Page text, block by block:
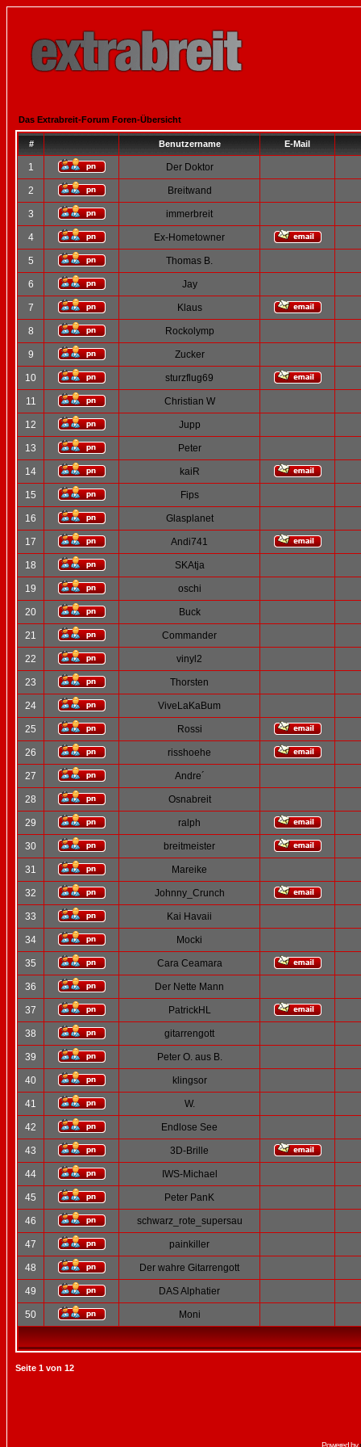
Das Extrabreit-Forum Foren-Übersicht
# Benutzername E-Mail
1 Der Doktor
2 Breitwand
3 immerbreit
4 Ex-Hometowner
5 Thomas B.
6 Jay
7 Klaus
8 Rockolymp
9 Zucker
10 sturzflug69
11 Christian W
12 Jupp
13 Peter
14 kaiR
15 Fips
16 Glasplanet
17 Andi741
18 SKAtja
19 oschi
20 Buck
21 Commander
22 vinyl2
23 Thorsten
24 ViveLaKaBum
25 Rossi
26 risshoehe
27 Andre´
28 Osnabreit
29 ralph
30 breitmeister
31 Mareike
32 Johnny_Crunch
33 Kai Havaii
34 Mocki
35 Cara Ceamara
36 Der Nette Mann
37 PatrickHL
38 gitarrengott
39 Peter O. aus B.
40 klingsor
41 W.
42 Endlose See
43 3D-Brille
44 IWS-Michael
45 Peter PanK
46 schwarz_rote_supersau
47 painkiller
48 Der wahre Gitarrengott
49 DAS Alphatier
50 Moni
Seite 1 von 12
Powered by